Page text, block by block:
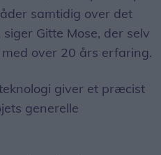
samtidig over det
Gitte Mose, der selv
over 20 års erfaring.
giver et præcist
generelle